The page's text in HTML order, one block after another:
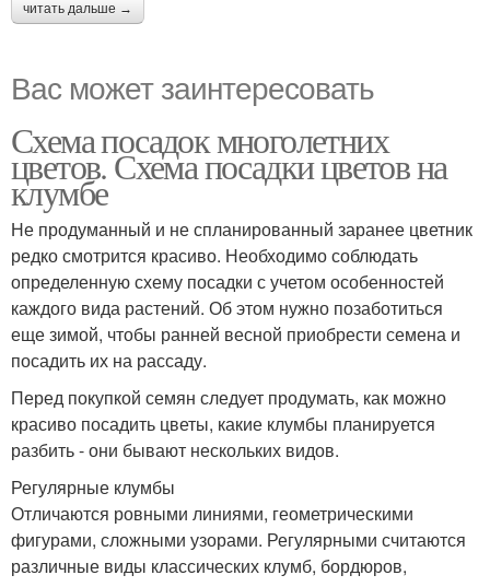
читать дальше →
Вас может заинтересовать
Схема посадок многолетних
цветов. Схема посадки цветов на
клумбе
Не продуманный и не спланированный заранее цветник
редко смотрится красиво. Необходимо соблюдать
определенную схему посадки с учетом особенностей
каждого вида растений. Об этом нужно позаботиться
еще зимой, чтобы ранней весной приобрести семена и
посадить их на рассаду.
Перед покупкой семян следует продумать, как можно
красиво посадить цветы, какие клумбы планируется
разбить - они бывают нескольких видов.
Регулярные клумбы
Отличаются ровными линиями, геометрическими
фигурами, сложными узорами. Регулярными считаются
различные виды классических клумб, бордюров,